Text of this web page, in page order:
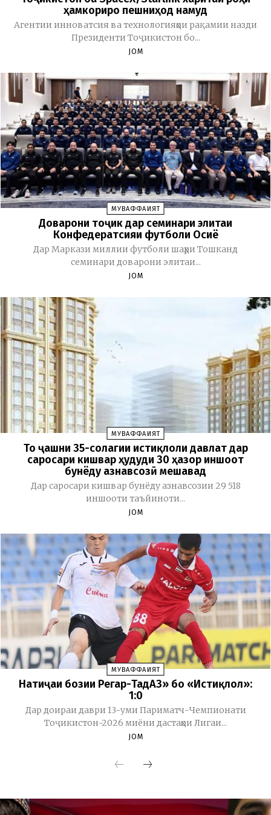
ҳамкориро пешниҳод намуд
Агентии инноватсия ва технологияҳои рақамии назди
Президенти Тоҷикистон бо...
JOM
МУВАФФАҚИЯТ
Доварони тоҷик дар семинари элитаи
Конфедератсияи футболи Осиё
Дар Маркази миллии футболи шаҳри Тошканд
семинари доварони элитаи...
JOM
МУВАФФАҚИЯТ
То ҷашни 35-солагии истиқлоли давлат дар
саросари кишвар ҳудуди 30 ҳазор иншоот
бунёду азнавсозӣ мешавад
Дар саросари кишвар бунёду азнавсозии 29 518
иншооти таъйиноти...
JOM
МУВАФФАҚИЯТ
Натиҷаи бозии Регар-ТадАЗ» бо «Истиқлол»:
1:0
Дар доираи даври 13-уми Париматч-Чемпионати
Тоҷикистон-2026 миёни дастаҳои Лигаи...
JOM